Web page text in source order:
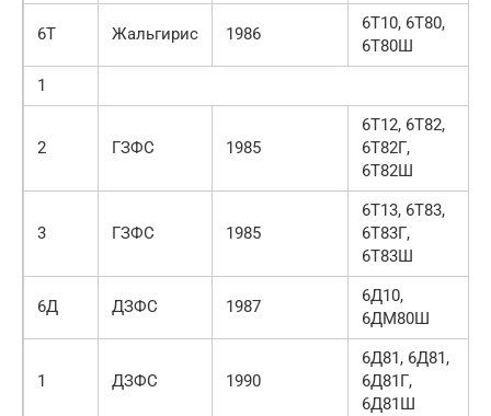
6Т Жальгирис 1986
6Т10, 6Т80,
6Т80Ш
1
2 ГЗФС 1985
6Т12, 6Т82,
6Т82Г,
6Т82Ш
3 ГЗФС 1985
6Т13, 6Т83,
6Т83Г,
6Т83Ш
6Д ДЗФС 1987
6Д10,
6ДМ80Ш
1 ДЗФС 1990
6Д81, 6Д81,
6Д81Г,
6Д81Ш